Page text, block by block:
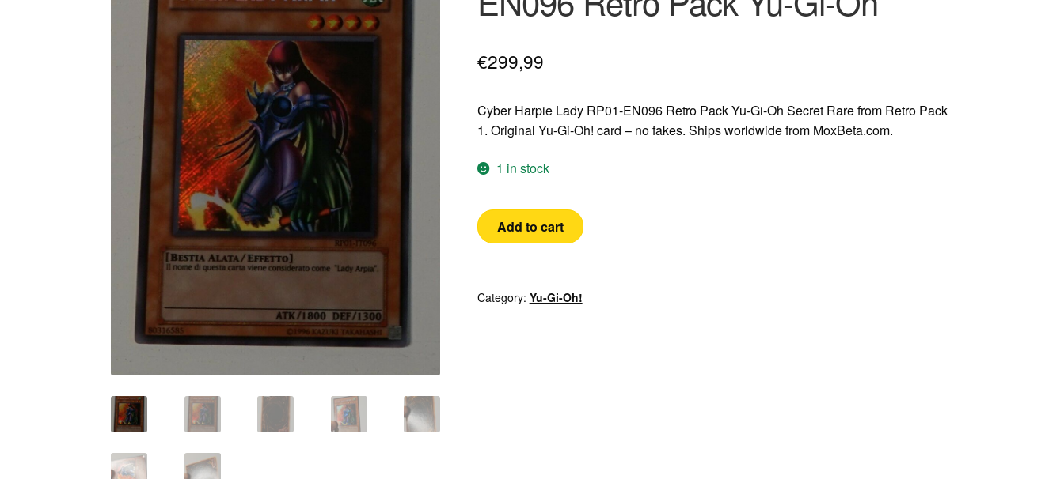
€299,99
Cyber Harpie Lady RP01-EN096 Retro Pack Yu-Gi-Oh Secret Rare from Retro Pack
1. Original Yu-Gi-Oh! card – no fakes. Ships worldwide from MoxBeta.com.
1 in stock
Yugioh!
1x
Lady
Add to cart
Category: Yu-Gi-Oh!